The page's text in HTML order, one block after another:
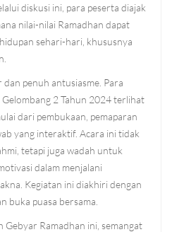
diskusi ini, para peserta diajak
nilai-nilai Ramadhan dapat
sehari-hari, khususnya
penuh antusiasme. Para
Gelombang 2 Tahun 2024 terlihat
dari pembukaan, pemaparan
yang interaktif. Acara ini tidak
tetapi juga wadah untuk
dalam menjalani
Kegiatan ini diakhiri dengan
buka puasa bersama.
Gebyar Ramadhan ini, semangat